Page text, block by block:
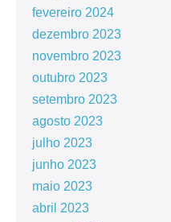
fevereiro 2024
dezembro 2023
novembro 2023
outubro 2023
setembro 2023
agosto 2023
julho 2023
junho 2023
maio 2023
abril 2023